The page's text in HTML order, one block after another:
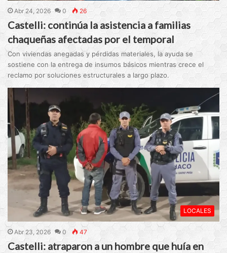
Abr 24, 2026 0 26
Castelli: continúa la asistencia a familias
chaqueñas afectadas por el temporal
Con viviendas anegadas y pérdidas materiales, la ayuda se
sostiene con la entrega de insumos básicos mientras crece el
reclamo por soluciones estructurales a largo plazo.
LOCALES
Abr 23, 2026 0 47
Castelli: atraparon a un hombre que huía en